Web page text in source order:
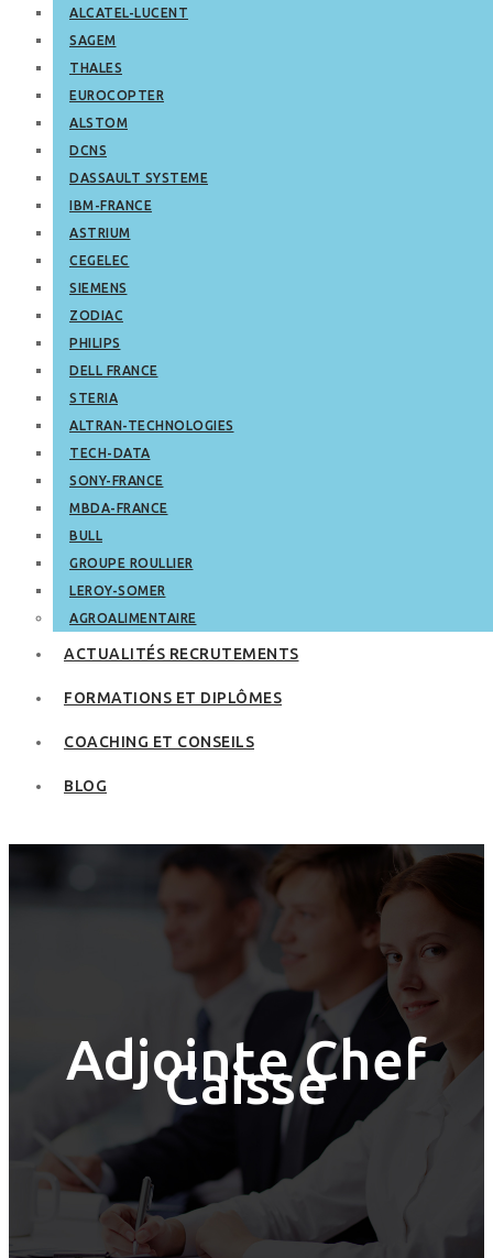
ALCATEL-LUCENT
SAGEM
THALES
EUROCOPTER
ALSTOM
DCNS
DASSAULT SYSTEME
IBM-FRANCE
ASTRIUM
CEGELEC
SIEMENS
ZODIAC
PHILIPS
DELL FRANCE
STERIA
ALTRAN-TECHNOLOGIES
TECH-DATA
SONY-FRANCE
MBDA-FRANCE
BULL
GROUPE ROULLIER
LEROY-SOMER
AGROALIMENTAIRE
ACTUALITÉS RECRUTEMENTS
FORMATIONS ET DIPLÔMES
COACHING ET CONSEILS
BLOG
Adjointe Chef
Caisse